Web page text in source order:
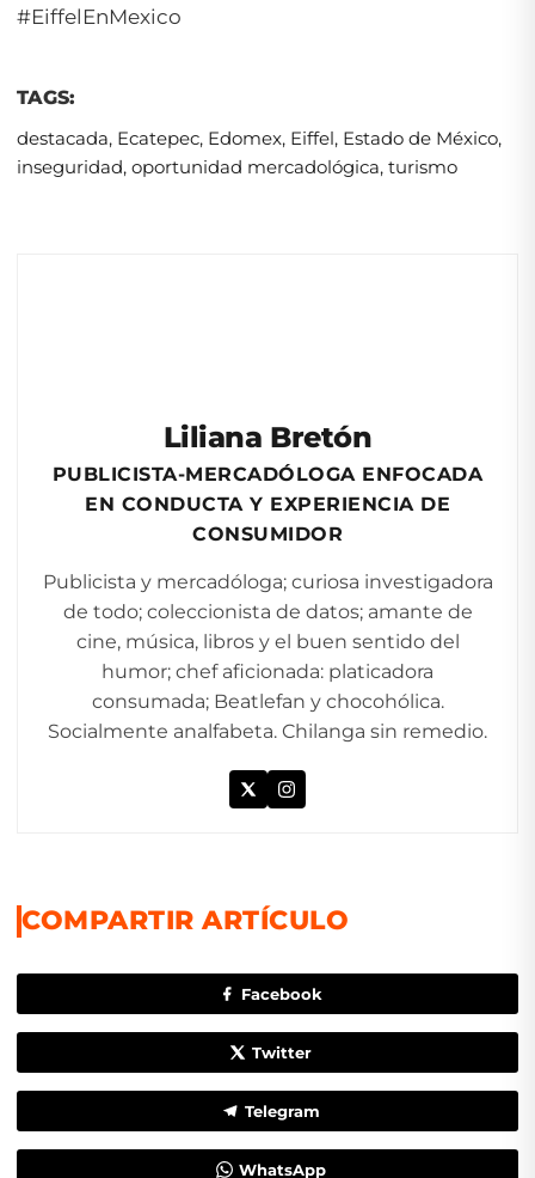
#EiffelEnMexico
TAGS:
destacada, Ecatepec, Edomex, Eiffel, Estado de México,
inseguridad, oportunidad mercadológica, turismo
Liliana Bretón
PUBLICISTA-MERCADÓLOGA ENFOCADA
EN CONDUCTA Y EXPERIENCIA DE
CONSUMIDOR
Publicista y mercadóloga; curiosa investigadora
de todo; coleccionista de datos; amante de
cine, música, libros y el buen sentido del
humor; chef aficionada: platicadora
consumada; Beatlefan y chocohólica.
Socialmente analfabeta. Chilanga sin remedio.
COMPARTIR ARTÍCULO
Facebook
Twitter
Telegram
WhatsApp